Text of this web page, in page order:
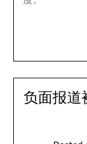
负面报道